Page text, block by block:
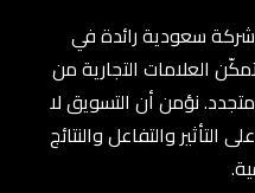
سعودية رائدة في
العلامات التجارية من
نؤمن أن التسويق لا
والتفاعل والنتائج